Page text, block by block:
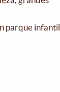
parque infantil